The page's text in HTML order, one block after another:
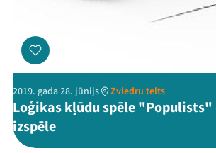
2019. gada 28. jūnijs Zviedru telts
Loģikas kļūdu spēle "Populists"
izspēle